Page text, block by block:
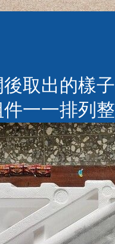
取出的樣子
件一一排列